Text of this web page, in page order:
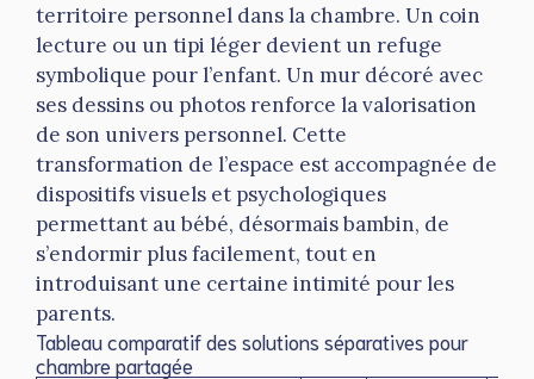
territoire personnel dans la chambre. Un coin
lecture ou un tipi léger devient un refuge
symbolique pour l’enfant. Un mur décoré avec
ses dessins ou photos renforce la valorisation
de son univers personnel. Cette
transformation de l’espace est accompagnée de
dispositifs visuels et psychologiques
permettant au bébé, désormais bambin, de
s’endormir plus facilement, tout en
introduisant une certaine intimité pour les
parents.
Tableau comparatif des solutions séparatives pour
chambre partagée